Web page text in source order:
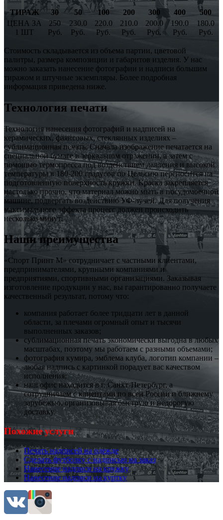
ТИРАЖ 30 50 100 200 300 400
500
ЦЕНА ЗА
1 ШТ
250
Руб.
230.0
Руб.
220.0
Руб.
210.0
Руб.
200.0
Руб.
190.0
Руб.
180.0
Руб.
Стоимость складывается из объема партии, цветовой
палитры, размера композиции и габаритов изделия. У нас
можно заказать нанесение фотографии и надписи большим
тиражом и штучные экземпляры. Более подробная
информация приведена ниже.
Технология печати
Технология нанесения фотографий и надписей на
керамических, фаянсовых, стеклянных изделиях –
сублимационная печать. Сначала изображение печатается на
специальной бумаге в зеркальном отражении, а затем с
помощью термопресса под воздействием давления и высокой
температуры в 180-200 градусов по Цельсию переносится на
подготовленную поверхность кружки. Краска закрепляется
настолько прочно, что материал можно мыть в посудомоечной
машине, подвергать воздействию УФ-лучей. Для получения
максимального эффекта процесс должен происходить
несколько минут.
Наши преимущества
«Спорт Принт М» сотрудничает с частными клиентами,
предпринимателями, крупными компаниями и
предприятиями, спортивными организациями. Заказывая
изготовление продукции у нас, вы гарантированно получаете
качественный результат, потому что:
компания работает более тридцати лет в данной
области, за плечами огромный опыт и тысячи
выполненных заказов;
сублимационная печать экономически выгодна в любых
масштабах, поэтому мы работаем с разными объемами;
фотография кумира, эмблема клуба, логотип компании –
любая надпись с картинкой порадует вас качеством
исполнения;
наш офис находится в г. Санкт-Петербург, а
сотрудничаем с клиентами по всей России и ближнему
зарубежью, организовывая быструю и недорогую
доставку.
Похожие услуги
Печать надписей на одежде
Сделать футболку с надписью на заказ
Нанесение надписи на кружку
Нанесение надписи на куртку